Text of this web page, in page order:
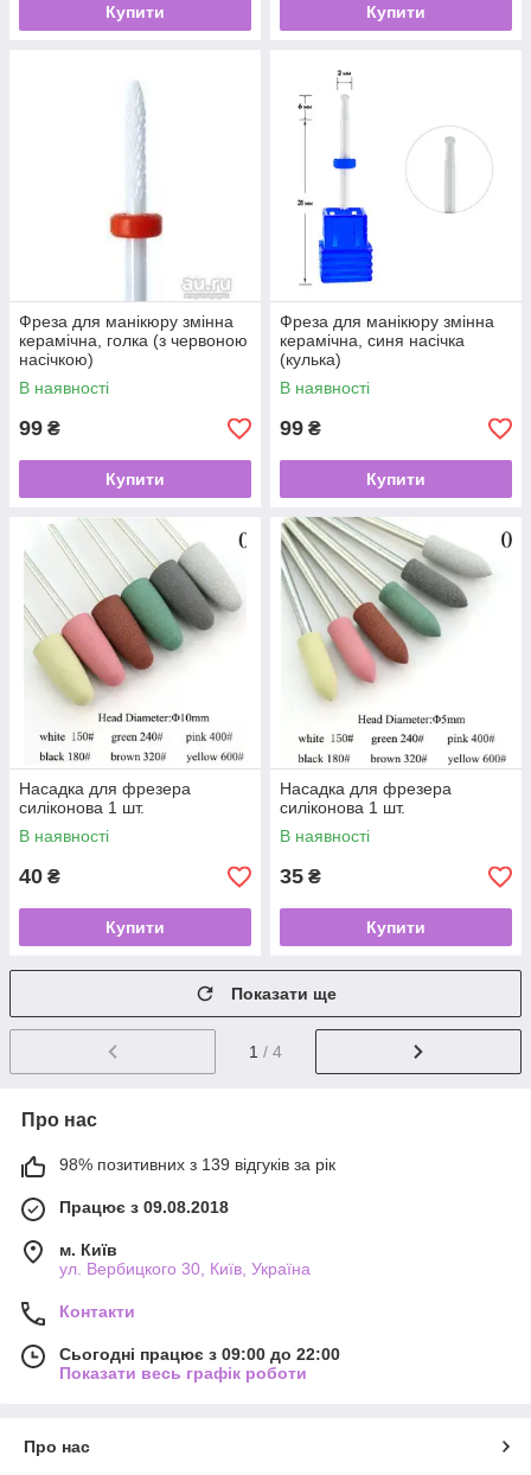
Купити Купити
Фреза для манікюру змінна
керамічна, голка (з червоною
насічкою)
В наявності
99 ₴
Купити
Фреза для манікюру змінна
керамічна, синя насічка
(кулька)
В наявності
99 ₴
Купити
Насадка для фрезера
силіконова 1 шт.
В наявності
40 ₴
Купити
Насадка для фрезера
силіконова 1 шт.
В наявності
35 ₴
Купити
Показати ще
1 / 4
Про нас
98% позитивних з 139 відгуків за рік
Працює з 09.08.2018
м. Київ
ул. Вербицкого 30, Київ, Україна
Контакти
Сьогодні працює з 09:00 до 22:00
Показати весь графік роботи
Про нас